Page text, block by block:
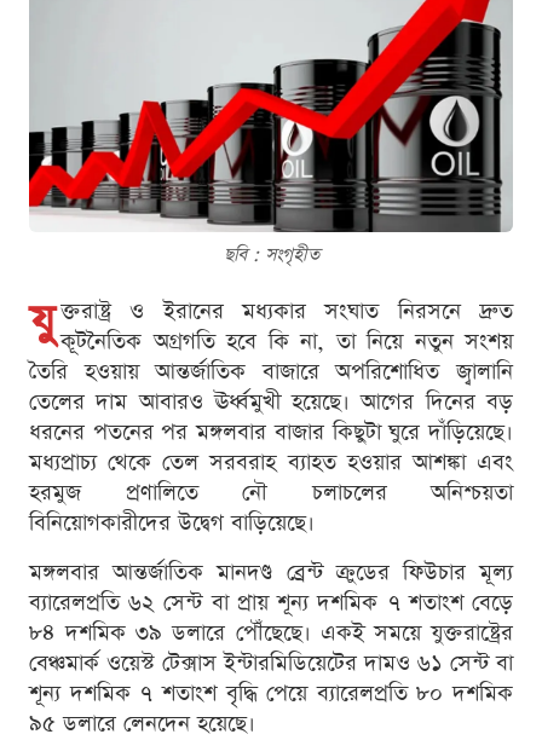
ছবি : সংগৃহীত
যু ক্তরাষ্ট্র ও ইরানের মধ্যকার সংঘাত নিরসনে দ্রুত
কূটনৈতিক অগ্রগতি হবে কি না, তা নিয়ে নতুন সংশয়
তৈরি হওয়ায় আন্তর্জাতিক বাজারে অপরিশোধিত জ্বালানি
তেলের দাম আবারও ঊর্ধ্বমুখী হয়েছে। আগের দিনের বড়
ধরনের পতনের পর মঙ্গলবার বাজার কিছুটা ঘুরে দাঁড়িয়েছে।
মধ্যপ্রাচ্য থেকে তেল সরবরাহ ব্যাহত হওয়ার আশঙ্কা এবং
হরমুজ প্রণালিতে নৌ চলাচলের অনিশ্চয়তা
বিনিয়োগকারীদের উদ্বেগ বাড়িয়েছে।
মঙ্গলবার আন্তর্জাতিক মানদণ্ড ব্রেন্ট ক্রুডের ফিউচার মূল্য
ব্যারেলপ্রতি ৬২ সেন্ট বা প্রায় শূন্য দশমিক ৭ শতাংশ বেড়ে
৮৪ দশমিক ৩৯ ডলারে পৌঁছেছে। একই সময়ে যুক্তরাষ্ট্রের
বেঞ্চমার্ক ওয়েস্ট টেক্সাস ইন্টারমিডিয়েটের দামও ৬১ সেন্ট বা
শূন্য দশমিক ৭ শতাংশ বৃদ্ধি পেয়ে ব্যারেলপ্রতি ৮০ দশমিক
৯৫ ডলারে লেনদেন হয়েছে।